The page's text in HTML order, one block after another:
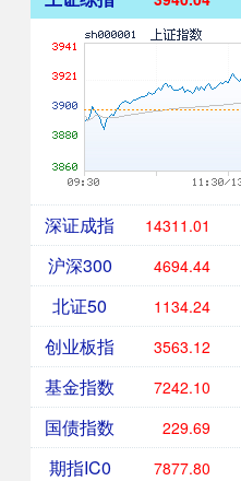
深证成指 14311.01
沪深300 4694.44
北证50 1134.24
创业板指 3563.12
基金指数 7242.10
国债指数 229.69
期指IC0 7877.80